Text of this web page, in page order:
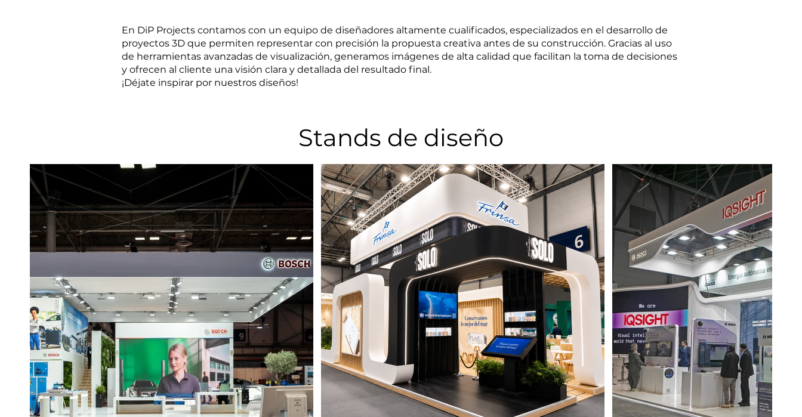
En DiP Projects contamos con un equipo de diseñadores altamente cualificados, especializados en el desarrollo de
proyectos 3D que permiten representar con precisión la propuesta creativa antes de su construcción. Gracias al uso
de herramientas avanzadas de visualización, generamos imágenes de alta calidad que facilitan la toma de decisiones
y ofrecen al cliente una visión clara y detallada del resultado final.
¡Déjate inspirar por nuestros diseños!
Stands de diseño